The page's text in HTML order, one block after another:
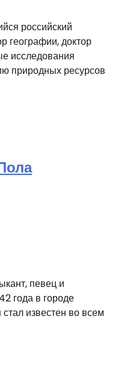
российский
географии, доктор
исследования
природных ресурсов
певец и
года в городе
известен во всем